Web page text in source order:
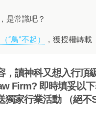
是常識吧？
“鳥”不起） ，獲授權轉載
，讀神科又想入行頂
Firm? 即時填妥以
獨家行業活動 （絕不